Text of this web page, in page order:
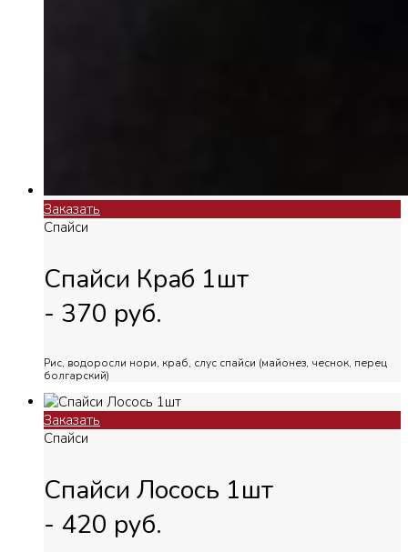
Заказать
Спайси
Спайси Краб 1шт
- 370 руб.
Рис, водоросли нори, краб, слус спайси (майонез, чеснок, перец
болгарский)
Заказать
Спайси
Спайси Лосось 1шт
- 420 руб.